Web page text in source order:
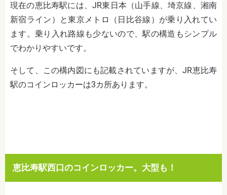
現在の恵比寿駅には、JR東日本（山手線、埼京線、湘南
新宿ライン）と東京メトロ（日比谷線）が乗り入れてい
ます。乗り入れ路線も少ないので、駅の構造もシンプル
でわかりやすいです。
そして、この構内図にも記載されていますが、JR恵比寿
駅のコインロッカーは3カ所あります。
恵比寿駅西口のコインロッカー。大型も！